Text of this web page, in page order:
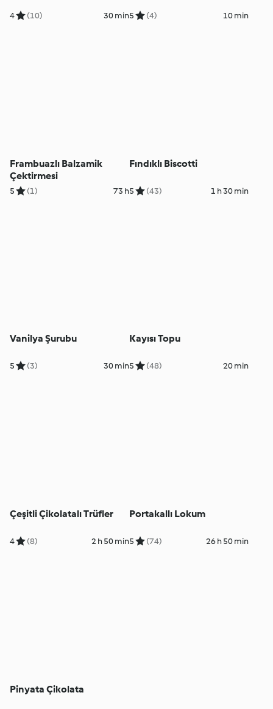
4 (10) 30 min5 (4) 10 min
Frambuazlı Balzamik
Çektirmesi
5 (1) 73 h
Fındıklı Biscotti
5 (43) 1 h 30 min
Vanilya Şurubu
5 (3) 30 min
Kayısı Topu
5 (48) 20 min
Çeşitli Çikolatalı Trüfler
4 (8) 2 h 50 min
Portakallı Lokum
5 (74) 26 h 50 min
Pinyata Çikolata